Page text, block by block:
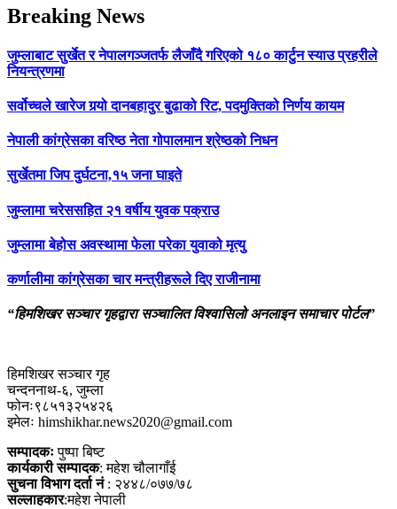
Breaking News
जुम्लाबाट सुर्खेत र नेपालगञ्जतर्फ लैजाँदै गरिएको १८० कार्टुन स्याउ प्रहरीले
नियन्त्रणमा
सर्वोच्चले खारेज गर्‍यो दानबहादुर बुढाको रिट, पदमुक्तिको निर्णय कायम
नेपाली कांग्रेसका वरिष्ठ नेता गोपालमान श्रेष्ठको निधन
सुर्खेतमा जिप दुर्घटना,१५ जना घाइते
जुम्लामा चरेससहित २१ वर्षीय युवक पक्राउ
जुम्लामा बेहोस अवस्थामा फेला परेका युवाको मृत्यु
कर्णालीमा कांग्रेसका चार मन्त्रीहरूले दिए राजीनामा
“हिमशिखर सञ्चार गृहद्वारा सञ्चालित विश्वासिलो अनलाइन समाचार पोर्टल”
हिमशिखर सञ्चार गृह
चन्दननाथ-६, जुम्ला
फोनः९८५१३२५४२६
इमेलः himshikhar.news2020@gmail.com
सम्पादकःपुष्पा बिष्ट
कार्यकारी सम्पादक: महेश चौलागाँई
सुचना विभाग दर्ता नं: २४४८/०७७/७८
सल्लाहकार:महेश नेपाली